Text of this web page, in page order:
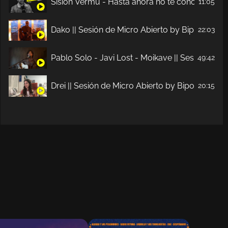
11:05
Dako || Sesión de Micro Abierto by Bipolaridad
22:03
Pablo Solo - Javi Lost - Moikave || Sesión de
49:42
Drei || Sesión de Micro Abierto by Bipolaridad
20:15